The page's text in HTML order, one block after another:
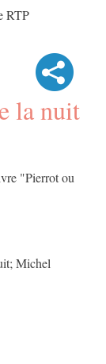
RTP
la nuit
"Pierrot ou
Michel